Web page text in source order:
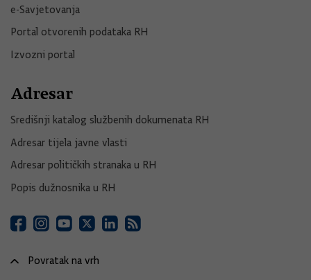
e-Savjetovanja
Portal otvorenih podataka RH
Izvozni portal
Adresar
Središnji katalog službenih dokumenata RH
Adresar tijela javne vlasti
Adresar političkih stranaka u RH
Popis dužnosnika u RH
Povratak na vrh